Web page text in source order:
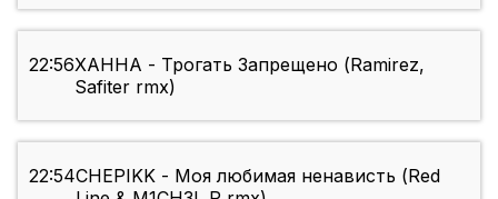
22:56ХАННА - Трогать Запрещено (Ramirez,
Safiter rmx)
22:54CHEPIKK - Моя любимая ненависть (Red